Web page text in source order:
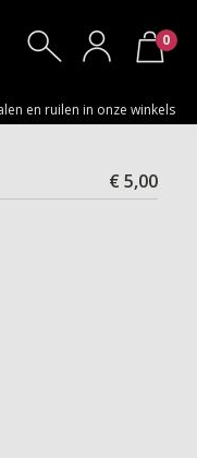
0
en ruilen in onze winkels
€ 5,00